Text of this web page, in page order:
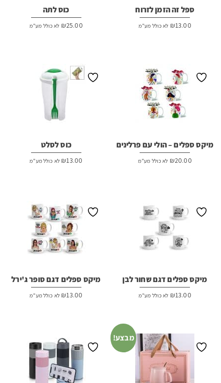
ספל זה הזמן לזרוח
₪13.00 לא כולל מע"מ
כוס לתה
₪25.00 לא כולל מע"מ
מיקס ספלים – הולי עם פרלינים
₪20.00 לא כולל מע"מ
כוס לסלט
₪13.00 לא כולל מע"מ
מיקס ספלים דגם שחור לבן
₪13.00 לא כולל מע"מ
מיקס ספלים דגם סופר ג'ירל
₪13.00 לא כולל מע"מ
מבצע!